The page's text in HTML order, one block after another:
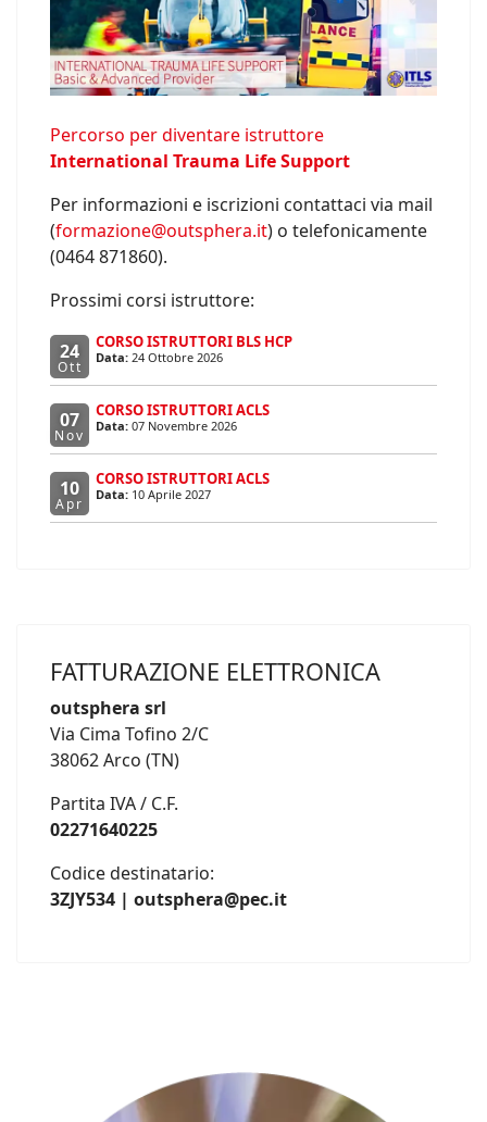
Percorso per diventare istruttore
International Trauma Life Support
Per informazioni e iscrizioni contattaci via mail
(formazione@outsphera.it) o telefonicamente
(0464 871860).
Prossimi corsi istruttore:
24
Ott
CORSO ISTRUTTORI BLS HCP
Data: 24 Ottobre 2026
07
Nov
CORSO ISTRUTTORI ACLS
Data: 07 Novembre 2026
10
Apr
CORSO ISTRUTTORI ACLS
Data: 10 Aprile 2027
FATTURAZIONE ELETTRONICA
outsphera srl
Via Cima Tofino 2/C
38062 Arco (TN)
Partita IVA / C.F.
02271640225
Codice destinatario:
3ZJY534 | outsphera@pec.it